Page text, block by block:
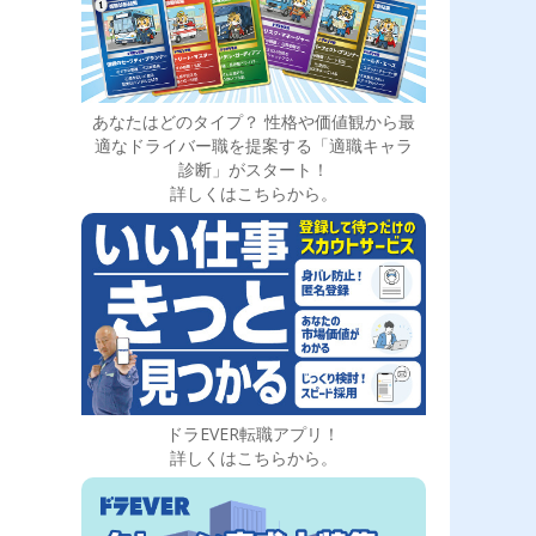
あなたはどのタイプ？ 性格や価値観から最
適なドライバー職を提案する「適職キャラ
診断」がスタート！
詳しくはこちらから。
ドラEVER転職アプリ！
詳しくはこちらから。